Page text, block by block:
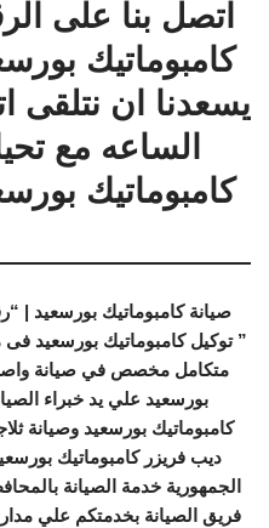
اتصل بنا على
كامبوماتيك
يسعدنا ان نتلقى
الساعه مع
كامبوماتيك
صيانة كامبوماتيك بورسعيد |
” توكيل كامبوماتيك بورسعيد
متكامل مخصص في صيانة
بورسعيد علي يد خبراء
كامبوماتيك بورسعيد وصيانة
ديب فريزر كامبوماتيك
الجمهورية خدمة الصيانة
فريق الصيانة بخدمتكم علي